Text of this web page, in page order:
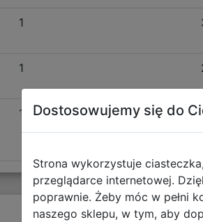
1
1
1 Dostosowujemy się do
Strona wykorzystuje
przeglądarce internetowej.
poprawnie. Żeby móc w pełni
naszego sklepu, w tym, aby